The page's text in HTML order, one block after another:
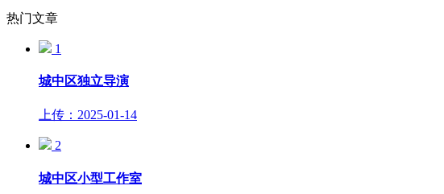
热门文章
1
城中区独立导演
上传：2025-01-14
2
城中区小型工作室